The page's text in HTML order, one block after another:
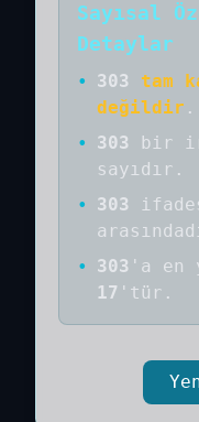
Sayısal
Detaylar
• 303
tam
değildir .
•
303 bir
sayıdır .
•
303
•
303 'a en
17 'tür.